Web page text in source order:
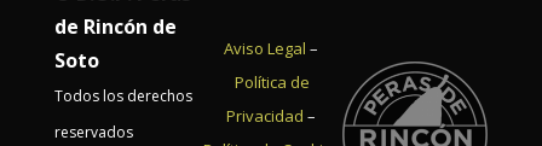
de Rincón de
Soto
Todos los derechos
reservados
Aviso Legal –
Política de
Privacidad –